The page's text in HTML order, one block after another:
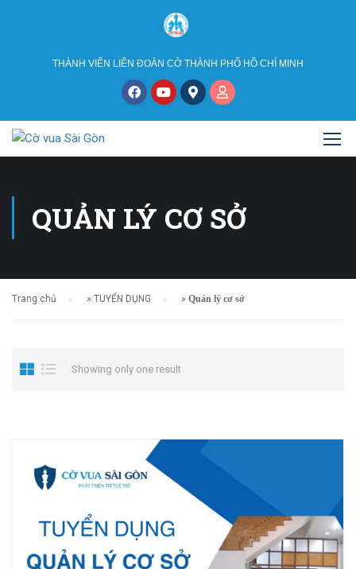
THÀNH VIÊN LIÊN ĐOÀN CỜ THÀNH PHỐ HỒ CHÍ MINH
QUẢN LÝ CƠ SỞ
Trang chủ » TUYỂN DỤNG » Quản lý cơ sở
Showing only one result